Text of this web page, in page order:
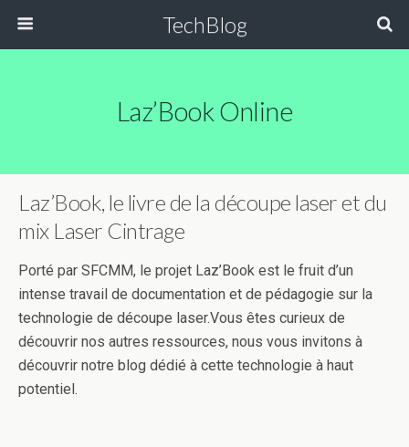
TechBlog
Laz’Book Online
Laz’Book, le livre de la découpe laser et du
mix Laser Cintrage
Porté par SFCMM, le projet Laz’Book est le fruit d’un
intense travail de documentation et de pédagogie sur la
technologie de découpe laser.Vous êtes curieux de
découvrir nos autres ressources, nous vous invitons à
découvrir notre blog dédié à cette technologie à haut
potentiel.